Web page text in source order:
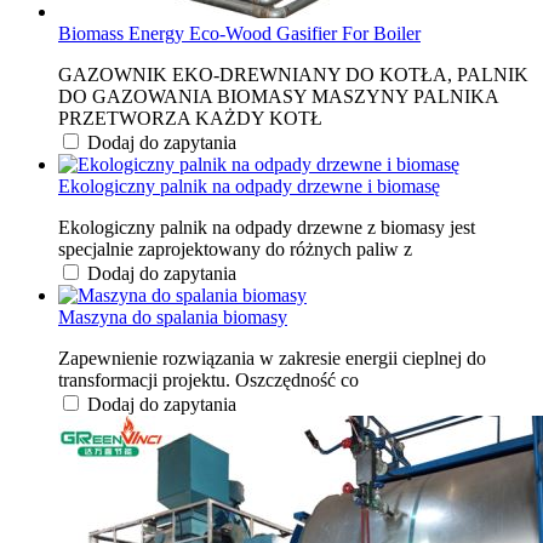
Biomass Energy Eco-Wood Gasifier For Boiler
GAZOWNIK EKO-DREWNIANY DO KOTŁA, PALNIK
DO GAZOWANIA BIOMASY MASZYNY PALNIKA
PRZETWORZA KAŻDY KOTŁ
Dodaj do zapytania
Ekologiczny palnik na odpady drzewne i biomasę
Ekologiczny palnik na odpady drzewne z biomasy jest
specjalnie zaprojektowany do różnych paliw z
Dodaj do zapytania
Maszyna do spalania biomasy
Zapewnienie rozwiązania w zakresie energii cieplnej do
transformacji projektu. Oszczędność co
Dodaj do zapytania